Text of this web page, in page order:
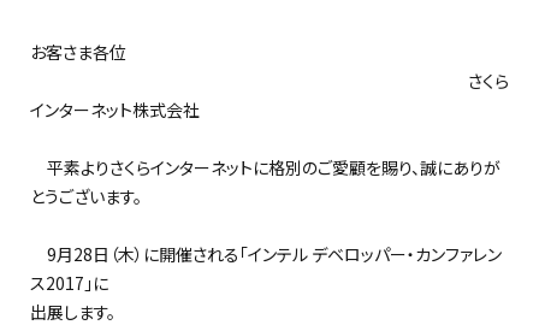
お客さま各位
さくら
インターネット株式会社
平素よりさくらインターネットに格別のご愛顧を賜り、誠にありが
とうございます。
9月28日（木）に開催される「インテル デベロッパー・カンファレン
ス2017」に
出展します。